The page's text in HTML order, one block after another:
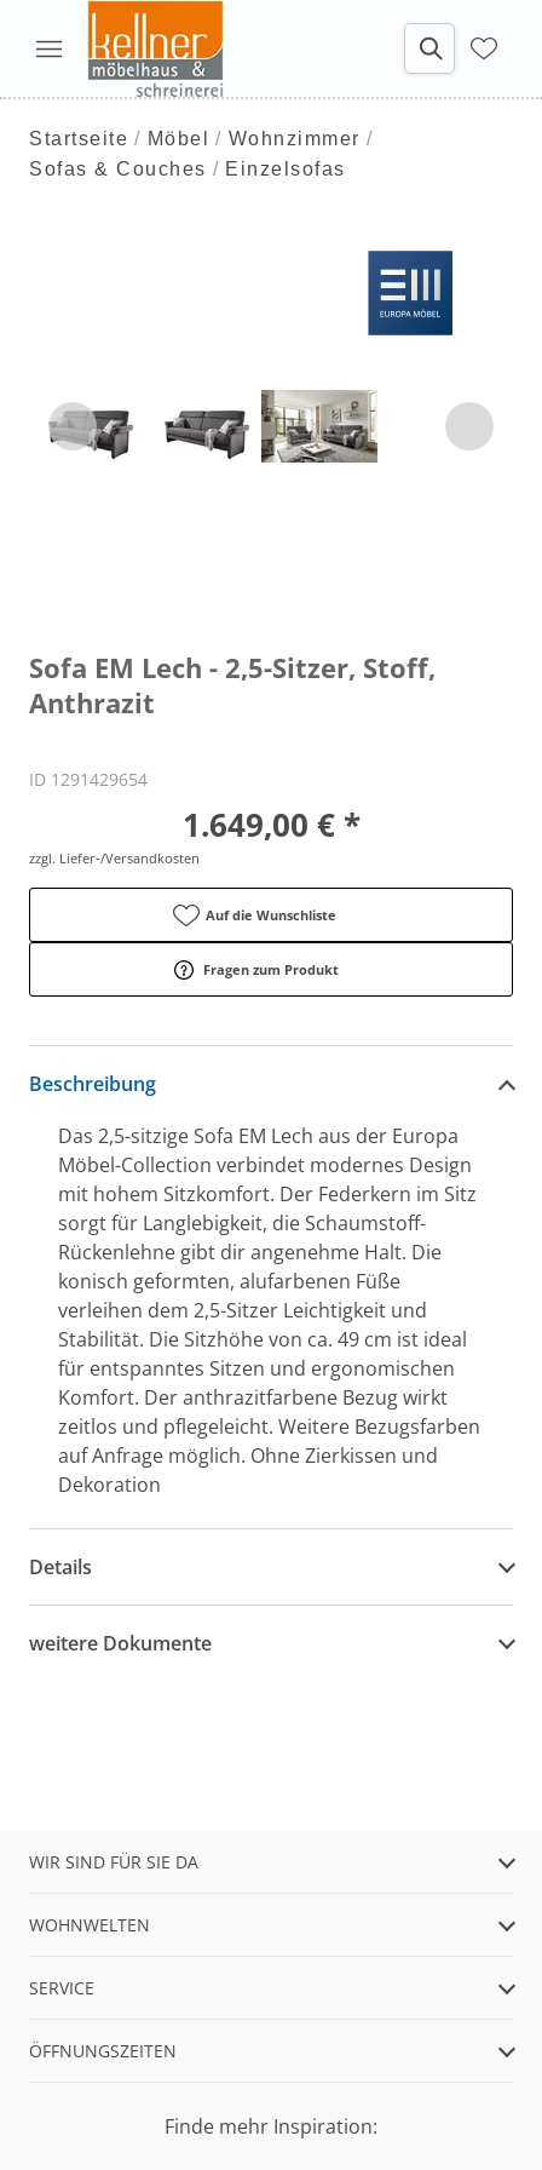
Startseite Möbel
Wohnzimmer
Sofas & Couches
Einzelsofas
Sofa EM Lech - 2,5-Sitzer, Stoff,
Anthrazit
ID 1291429654
1.649,00 € *
zzgl. Liefer-/Versandkosten
Auf die Wunschliste
Fragen zum Produkt
Beschreibung
Das 2,5-sitzige Sofa EM Lech aus der Europa
Möbel-Collection verbindet modernes Design
mit hohem Sitzkomfort. Der Federkern im Sitz
sorgt für Langlebigkeit, die Schaumstoff-
Rückenlehne gibt dir angenehme Halt. Die
konisch geformten, alufarbenen Füße
verleihen dem 2,5-Sitzer Leichtigkeit und
Stabilität. Die Sitzhöhe von ca. 49 cm ist ideal
für entspanntes Sitzen und ergonomischen
Komfort. Der anthrazitfarbene Bezug wirkt
zeitlos und pflegeleicht. Weitere Bezugsfarben
auf Anfrage möglich. Ohne Zierkissen und
Dekoration
Details
weitere Dokumente
WIR SIND FÜR SIE DA
WOHNWELTEN
SERVICE
ÖFFNUNGSZEITEN
Finde mehr Inspiration: